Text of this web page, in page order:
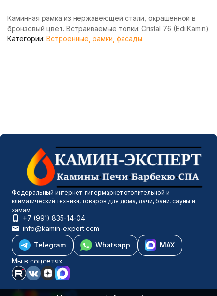
Каминная рамка из нержавеющей стали, окрашенной в
бронзовый цвет. Встраиваемые топки: Cristal 76 (EdilKamin)
Категории: Встроенные, рамки, фасады
Федеральный интернет-гипермаркет отопительной и
климатический техники, товаров для дома, дачи, бани, сауны и
хамам.
+7 (991) 835-14-04
info@kamin-expert.com
Telegram
Whatsapp
MAX
Мы в соцсетях